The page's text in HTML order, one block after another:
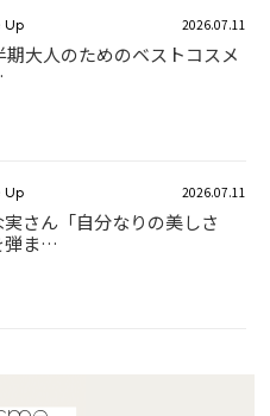
Up 2026.07.11
期大人のためのベストコスメ
Up 2026.07.11
さん「自分なりの美しさ
弾ま…